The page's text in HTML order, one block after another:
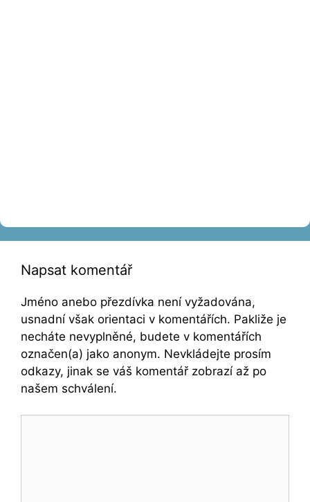
Napsat komentář
Jméno anebo přezdívka není vyžadována,
usnadní však orientaci v komentářích. Pakliže je
necháte nevyplněné, budete v komentářích
označen(a) jako anonym. Nevkládejte prosím
odkazy, jinak se váš komentář zobrazí až po
našem schválení.